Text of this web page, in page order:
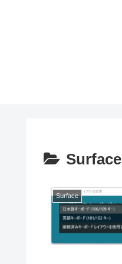
Surface
Surface